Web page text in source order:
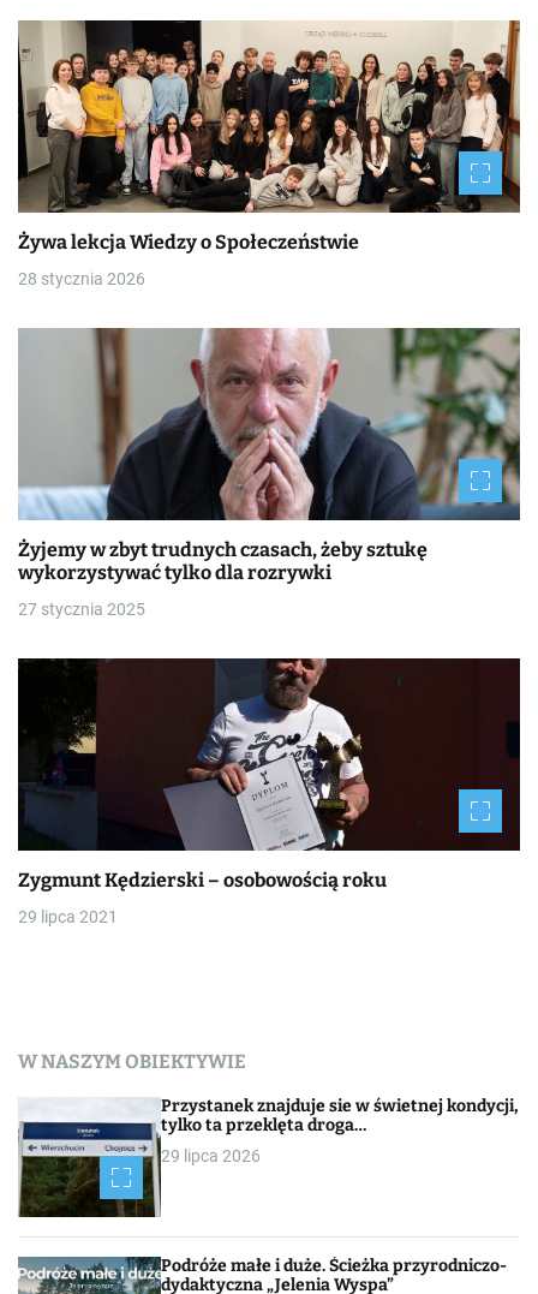
Żywa lekcja Wiedzy o Społeczeństwie
28 stycznia 2026
Żyjemy w zbyt trudnych czasach, żeby sztukę
wykorzystywać tylko dla rozrywki
27 stycznia 2025
Zygmunt Kędzierski – osobowością roku
29 lipca 2021
W NASZYM OBIEKTYWIE
Przystanek znajduje sie w świetnej kondycji,
tylko ta przeklęta droga…
29 lipca 2026
Podróże małe i duże. Ścieżka przyrodniczo-
dydaktyczna „Jelenia Wyspa”